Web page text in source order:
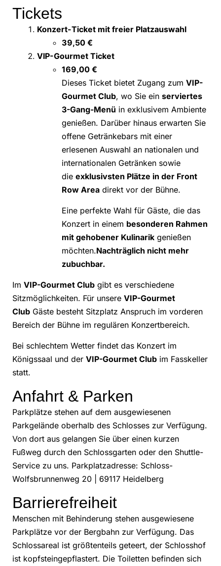
Tickets
Konzert-Ticket mit freier Platzauswahl
39,50 €
VIP-Gourmet Ticket
169,00 €
Dieses Ticket bietet Zugang zum VIP-
Gourmet Club, wo Sie ein serviertes
3-Gang-Menü in exklusivem Ambiente
genießen. Darüber hinaus erwarten Sie
offene Getränkebars mit einer
erlesenen Auswahl an nationalen und
internationalen Getränken sowie
die exklusivsten Plätze in der Front
Row Area direkt vor der Bühne.
Eine perfekte Wahl für Gäste, die das
Konzert in einem besonderen Rahmen
mit gehobener Kulinarik genießen
möchten.Nachträglich nicht mehr
zubuchbar.
Im VIP-Gourmet Club gibt es verschiedene
Sitzmöglichkeiten. Für unsere VIP-Gourmet
Club Gäste besteht Sitzplatz Anspruch im vorderen
Bereich der Bühne im regulären Konzertbereich.
Bei schlechtem Wetter findet das Konzert im
Königssaal und der VIP-Gourmet Club im Fasskeller
statt.
Anfahrt & Parken
Parkplätze stehen auf dem ausgewiesenen
Parkgelände oberhalb des Schlosses zur Verfügung.
Von dort aus gelangen Sie über einen kurzen
Fußweg durch den Schlossgarten oder den Shuttle-
Service zu uns. Parkplatzadresse: Schloss-
Wolfsbrunnenweg 20 | 69117 Heidelberg
Barrierefreiheit
Menschen mit Behinderung stehen ausgewiesene
Parkplätze vor der Bergbahn zur Verfügung. Das
Schlossareal ist größtenteils geteert, der Schlosshof
ist kopfsteingepflastert. Die Toiletten befinden sich